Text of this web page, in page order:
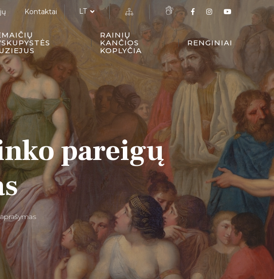
Kontaktai LT
RAINIŲ
KANČIOS
KOPLYČIA
RENGINIAI
pareigų